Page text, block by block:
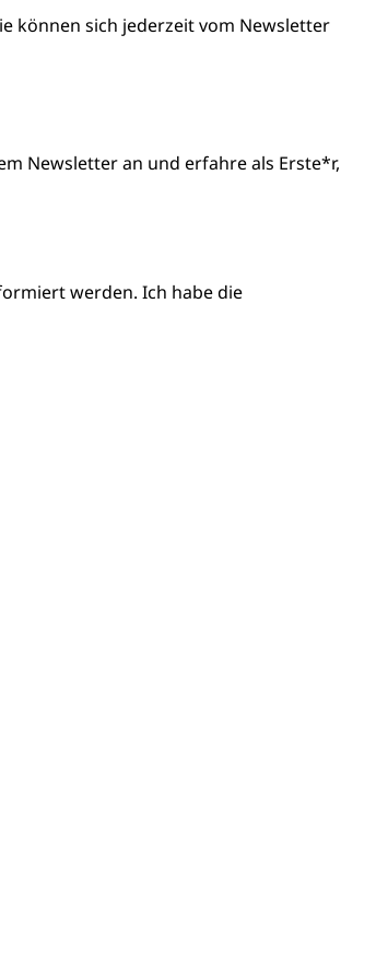
können sich jederzeit vom Newsletter
Newsletter an und erfahre als Erste*r,
werden. Ich habe die